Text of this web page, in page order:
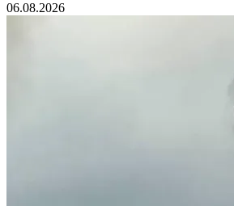
06.08.2026